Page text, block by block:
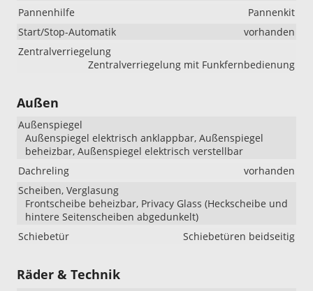
Pannenhilfe
Pannenkit
Start/Stop-Automatik
vorhanden
Zentralverriegelung
Zentralverriegelung mit Funkfernbedienung
Außen
Außenspiegel
Außenspiegel elektrisch anklappbar, Außenspiegel
beheizbar, Außenspiegel elektrisch verstellbar
Dachreling
vorhanden
Scheiben, Verglasung
Frontscheibe beheizbar, Privacy Glass (Heckscheibe und
hintere Seitenscheiben abgedunkelt)
Schiebetür
Schiebetüren beidseitig
Räder & Technik